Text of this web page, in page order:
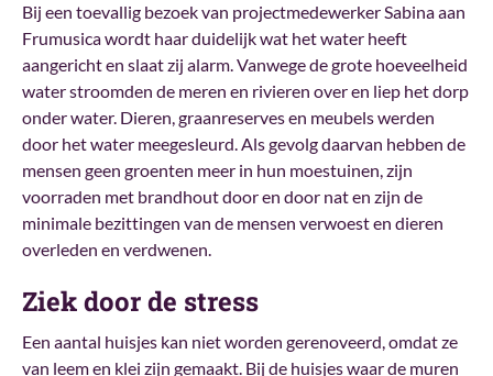
Bij een toevallig bezoek van projectmedewerker Sabina aan
Frumusica wordt haar duidelijk wat het water heeft
aangericht en slaat zij alarm. Vanwege de grote hoeveelheid
water stroomden de meren en rivieren over en liep het dorp
onder water. Dieren, graanreserves en meubels werden
door het water meegesleurd. Als gevolg daarvan hebben de
mensen geen groenten meer in hun moestuinen, zijn
voorraden met brandhout door en door nat en zijn de
minimale bezittingen van de mensen verwoest en dieren
overleden en verdwenen.
Ziek door de stress
Een aantal huisjes kan niet worden gerenoveerd, omdat ze
van leem en klei zijn gemaakt. Bij de huisjes waar de muren